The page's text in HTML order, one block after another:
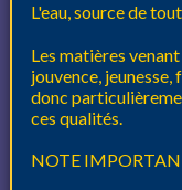
L'eau, source de
Les matières
jouvence,
donc
ces qualités.
NOTE